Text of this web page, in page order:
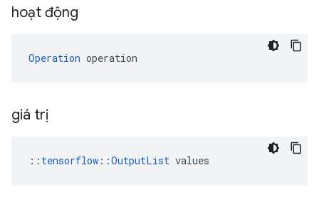
hoạt động
Operation operation
giá trị
:: tensorflow::OutputList values